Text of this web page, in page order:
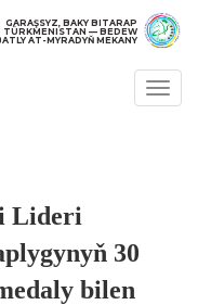
GARAŞSYZ, BAKY BITARAP
TÜRKMENISTAN — BEDEW
AT-MYRADYŇ MEKANY
Lideri
30
bilen